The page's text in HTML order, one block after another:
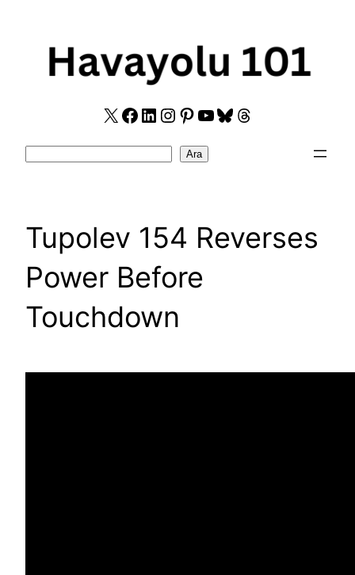
X Facebook
LinkedIn
Instagram
Pinterest
YouTube
Bluesky
Threads
Ara
Tupolev 154 Reverses
Power Before
Touchdown